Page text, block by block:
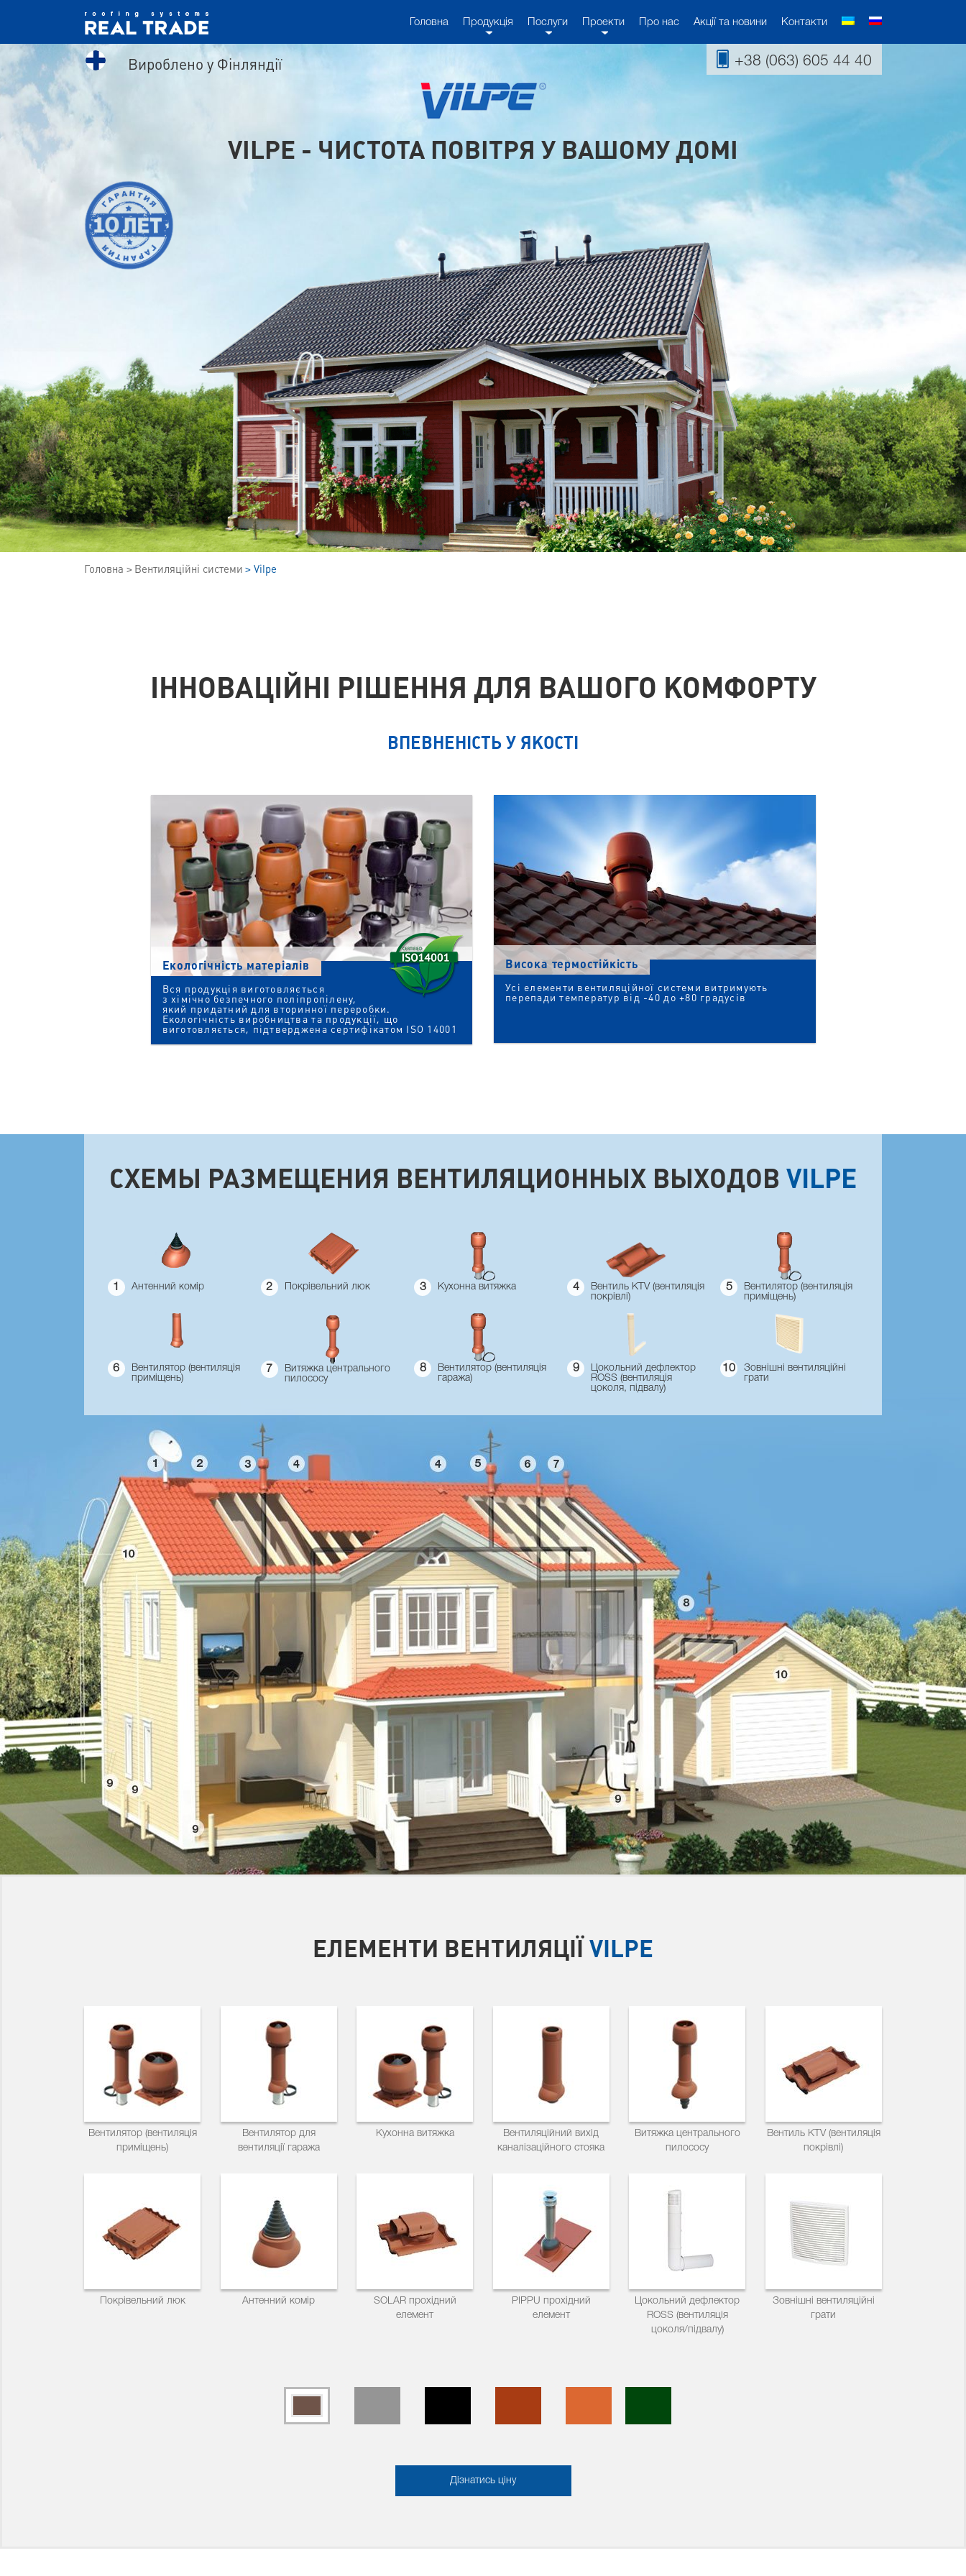
+38 (063) 605 44 40
Головна Продукція Послуги Проекти Про нас Акції та новини Контакти
Вироблено у Фінляндії
VILPE - ЧИСТОТА ПОВІТРЯ У ВАШОМУ ДОМІ
Головна Вентиляційні системи Vilpe
ІННОВАЦІЙНІ РІШЕННЯ ДЛЯ ВАШОГО КОМФОРТУ
ВПЕВНЕНІСТЬ У ЯКОСТІ
Екологічність матеріалів
Вся продукція виготовляється
з хімічно безпечного поліпропілену,
який придатний для вторинної переробки.
Екологічність виробництва та продукції, що
виготовляється, підтверджена сертифікатом ISO 14001
Висока термостійкість
Усі елементи вентиляційної системи витримують
перепади температур від -40 до +80 градусів
СХЕМЫ РАЗМЕЩЕНИЯ ВЕНТИЛЯЦИОННЫХ ВЫХОДОВ VILPE
1 Антенний комір 2 Покрівельний люк 3 Кухонна витяжка 4
Вентиль KTV (вентиляція
покрівлі)
5
Вентилятор (вентиляція
приміщень)
6
Вентилятор (вентиляція
приміщень)
7
Витяжка центрального
пилососу
8
Вентилятор (вентиляція
гаража)
9
Цокольний дефлектор
ROSS (вентиляція
цоколя, підвалу)
10
Зовнішні вентиляційні
грати
ЕЛЕМЕНТИ ВЕНТИЛЯЦІЇ VILPE
Вентилятор (вентиляція
приміщень)
Вентилятор для
вентиляції гаража
Кухонна витяжка
Вентиляційний вихід
каналізаційного стояка
Витяжка центрального
пилососу
Вентиль KTV (вентиляція
покрівлі)
Покрівельний люк Антенний комір
SOLAR прохідний
елемент
PIPPU прохідний
елемент
Цокольний дефлектор
ROSS (вентиляція
цоколя/підвалу)
Зовнішні вентиляційні
грати
Дізнатись ціну